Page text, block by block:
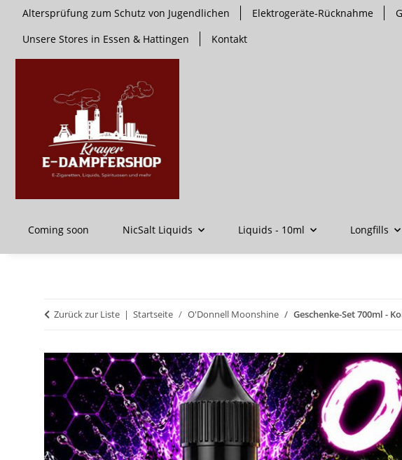
Altersprüfung zum Schutz von Jugendlichen Elektrogeräte-Rücknahme
Unsere Stores in Essen & Hattingen
Kontakt
Coming soon NicSalt Liquids Liquids - 10ml Longfills
Zurück zur Liste Startseite O'Donnell Moonshine Geschenke-Set 700ml -